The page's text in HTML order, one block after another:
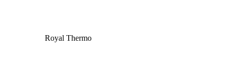
Royal Thermo